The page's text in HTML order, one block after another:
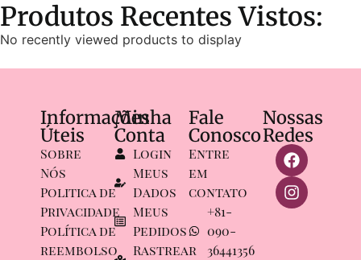
Produtos Recentes Vistos:
No recently viewed products to display
Informações
Úteis
Sobre
Nós
Politica de
Privacidade
Política de
reembolso
Minha
Conta
Login
Meus
Dados
Meus
Pedidos
Rastrear
Fale
Conosco
Entre
em
contato
+81-
090-
36441356
Nossas
Redes